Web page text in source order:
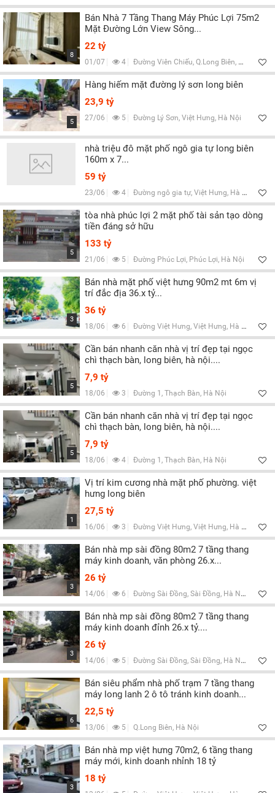
8
Bán Nhà 7 Tầng Thang Máy Phúc Lợi 75m2
Mặt Đường Lớn View Sông...
22 tỷ
01/07 4 Đường Viên Chiếu, Q.Long Biên, Hà Nội
5
Hàng hiếm mặt đường lý sơn long biên
23,9 tỷ
27/06 5 Đường Lý Sơn, Việt Hưng, Hà Nội
nhà triệu đô mặt phố ngô gia tự long biên
160m x 7...
59 tỷ
23/06 4 Đường ngô gia tự, Việt Hưng, Hà Nội
5
tòa nhà phúc lợi 2 mặt phố tài sản tạo dòng
tiền đáng sở hữu
133 tỷ
21/06 5 Đường Phúc Lợi, Phúc Lợi, Hà Nội
3
Bán nhà mặt phố việt hưng 90m2 mt 6m vị
trí đắc địa 36.x tỷ...
36 tỷ
18/06 6 Đường Việt Hưng, Việt Hưng, Hà Nội
5
Cần bán nhanh căn nhà vị trí đẹp tại ngọc
chì thạch bàn, long biên, hà nội....
7,9 tỷ
18/06 3 Đường 1, Thạch Bàn, Hà Nội
5
Cần bán nhanh căn nhà vị trí đẹp tại ngọc
chì thạch bàn, long biên, hà nội....
7,9 tỷ
18/06 4 Đường 1, Thạch Bàn, Hà Nội
1
Vị trí kim cương nhà mặt phố phường. việt
hưng long biên
27,5 tỷ
16/06 3 Đường Việt Hưng, Việt Hưng, Hà Nội
3
Bán nhà mp sài đồng 80m2 7 tầng thang
máy kinh doanh, văn phòng 26.x...
26 tỷ
14/06 6 Đường Sài Đồng, Sài Đồng, Hà Nội
3
Bán nhà mp sài đồng 80m2 7 tầng thang
máy kinh doanh đỉnh 26.x tỷ....
26 tỷ
14/06 5 Đường Sài Đồng, Sài Đồng, Hà Nội
6
Bán siêu phẩm nhà phố trạm 7 tầng thang
máy long lanh 2 ô tô tránh kinh doanh...
22,5 tỷ
13/06 5 Q.Long Biên, Hà Nội
3
Bán nhà mp việt hưng 70m2, 6 tầng thang
máy mới, kinh doanh nhỉnh 18 tỷ
18 tỷ